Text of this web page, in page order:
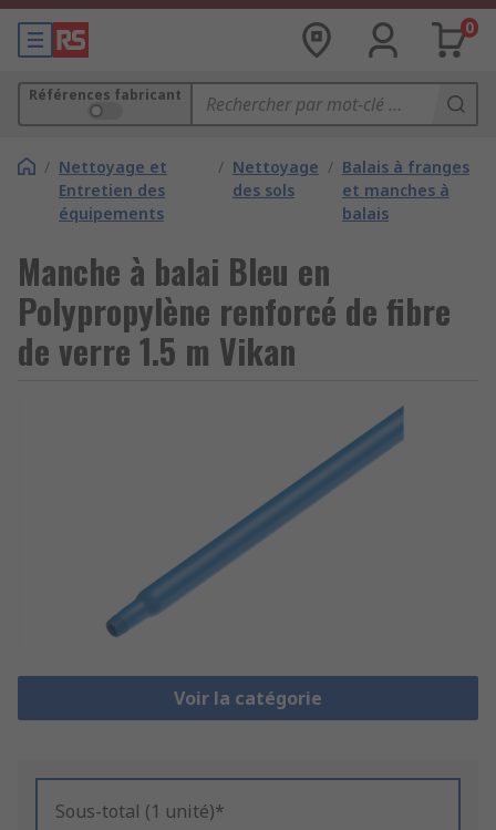
0
Références fabricant
/ Nettoyage et
Entretien des
équipements
/ Nettoyage
des sols
/ Balais à franges
et manches à
balais
Manche à balai Bleu en
Polypropylène renforcé de fibre
de verre 1.5 m Vikan
Voir la catégorie
Sous-total (1 unité)*